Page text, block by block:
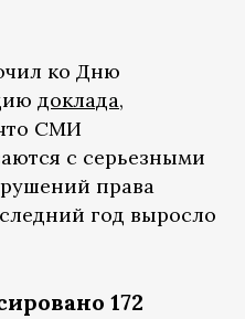
ко Дню
доклада,
СМИ
с серьезными
права
год выросло
172